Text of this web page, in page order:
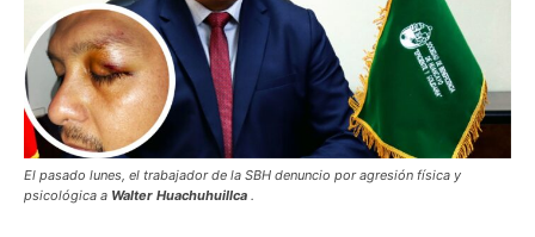
El pasado lunes, el trabajador de la SBH denuncio por agresión física y
psicológica a Walter Huachuhuillca .